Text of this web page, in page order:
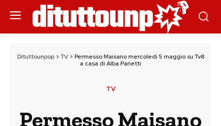
Dituttounpop> TV> Permesso Maisano mercoledì 5 maggio su Tv8
a casa di Alba Parietti
TV
Permesso Maisano